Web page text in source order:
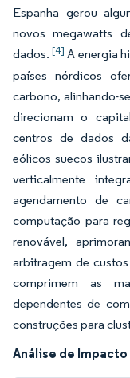
Espanha gerou
novos megawatts
dados.[4] A energia
países nórdicos
carbono, alinhando-
direcionam o
centros de dados
eólicos suecos
verticalmente
agendamento de
computação para
renovável,
arbitragem de
comprimem as
dependentes de
construções para
Análise de